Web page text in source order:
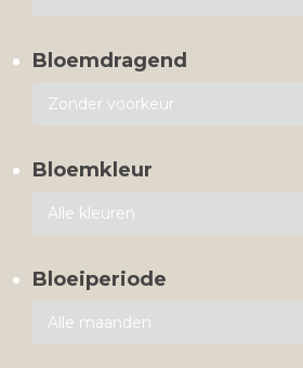
Bloemdragend
Bloemkleur
Bloeiperiode